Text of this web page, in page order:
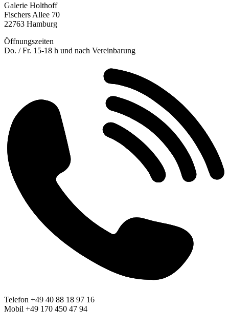
Galerie Holthoff
Fischers Allee 70
22763 Hamburg
Öffnungszeiten
Do. / Fr. 15-18 h und nach Vereinbarung
Telefon +49 40 88 18 97 16
Mobil +49 170 450 47 94